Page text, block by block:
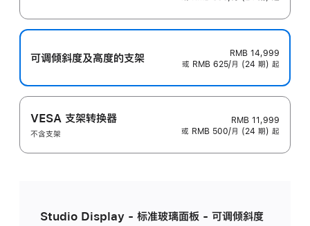
可调倾斜度及高‍度的支‍架
RMB 14,999
或 RMB 625/月 (24 期) 起
VESA 支架转换器
不含支架
RMB 11,999
或 RMB 500/月 (24 期) 起
Studio Display - 标准玻璃面板 - 可调倾斜度